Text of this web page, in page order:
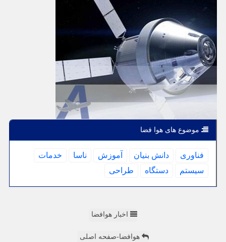
موضوع های هوا فضا
فناوری دانش بنیان آموزش ناسا
خدمات
سیستم
دستگاه طراحی
اخبار هوافضا
هوافضا-صفحه اصلی